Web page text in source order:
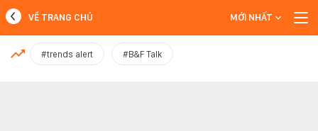
MỚI NHẤT
VỀ TRANG CHỦ MỚI NHẤT
#trends alert #B&F Talk